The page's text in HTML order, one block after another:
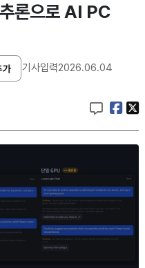
론으로 AI PC
기사입력2026.06.04